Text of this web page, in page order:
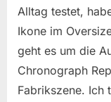
Alltag testet,
Ikone im
geht es um die
Chronograph
Fabrikszene. Ich